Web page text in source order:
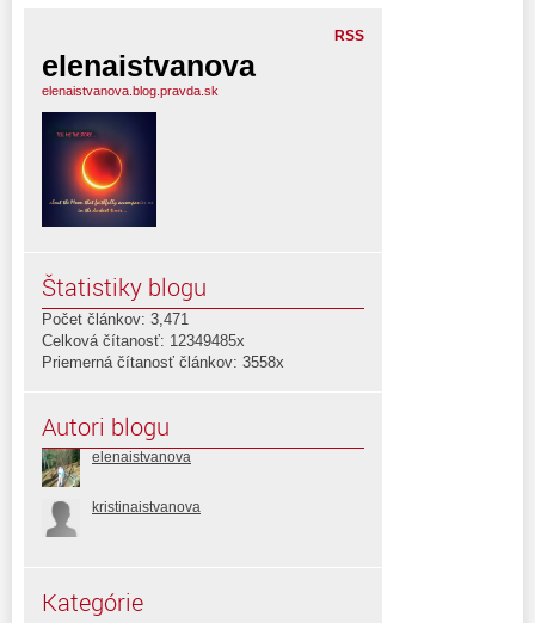
RSS
elenaistvanova
elenaistvanova.blog.pravda.sk
Štatistiky blogu
Počet článkov: 3,471
Celková čítanosť: 12349485x
Priemerná čítanosť článkov: 3558x
Autori blogu
elenaistvanova
kristinaistvanova
Kategórie